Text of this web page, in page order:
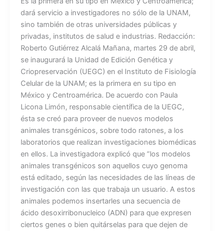
dará servicio a investigadores no sólo de la UNAM,
sino también de otras universidades públicas y
privadas, institutos de salud e industrias. Redacción:
Roberto Gutiérrez Alcalá Mañana, martes 29 de abril,
se inaugurará la Unidad de Edición Genética y
Criopreservación (UEGC) en el Instituto de Fisiología
Celular de la UNAM; es la primera en su tipo en
México y Centroamérica. De acuerdo con Paula
Licona Limón, responsable científica de la UEGC,
ésta se creó para proveer de nuevos modelos
animales transgénicos, sobre todo ratones, a los
laboratorios que realizan investigaciones biomédicas
en ellos. La investigadora explicó que “los modelos
animales transgénicos son aquellos cuyo genoma
está editado, según las necesidades de las líneas de
investigación con las que trabaja un usuario. A estos
animales podemos insertarles una secuencia de
ácido desoxirribonucleico (ADN) para que expresen
ciertos genes o bien quitárselas para que dejen de